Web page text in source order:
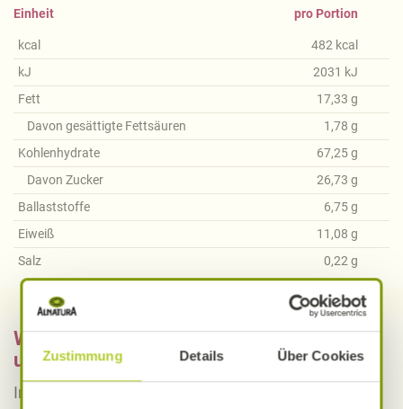
Zustimmung Details Über Cookies
Einheit
kcal
kJ
Fett
Davon gesättigte Fettsäuren
Kohlenhydrate
Davon Zucker
Ballaststoffe
Eiweiß
Salz
pro Portion
482 kcal
2031 kJ
17,33 g
1,78 g
67,25g
26,73 g
6,75g
11,08 g
0,22 g
Was bedeutet vegan, vegetarisch, gluten-
und laktosefrei bei Alnatura Rezepten?
Informieren Sie sich über die genaue Erklärung der